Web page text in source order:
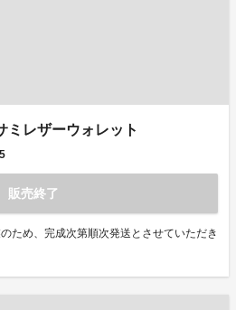
ミレザーウォレット
5
販売終了
ため、完成次第順次発送とさせていただき